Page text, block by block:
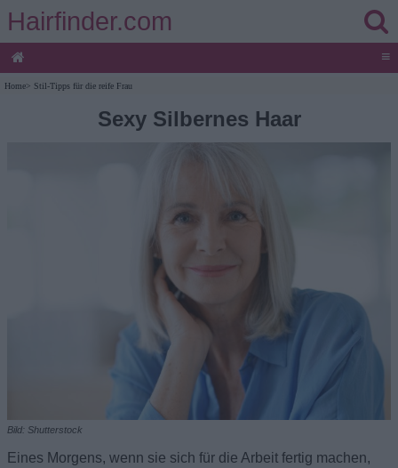
Hairfinder.com
≡
Home> Stil-Tipps für die reife Frau
Sexy Silbernes Haar
Bild: Shutterstock
Eines Morgens, wenn sie sich für die Arbeit fertig machen,